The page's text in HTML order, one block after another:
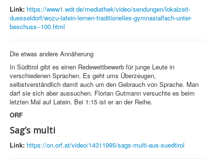
Link: https://www1.wdr.de/mediathek/video/sendungen/lokalzeit-
duesseldorf/wozu-latein-lernen-traditionelles-gymnasialfach-unter-
beschuss--100.html
Die etwas andere Annäherung
In Südtirol gibt es einen Redewettbewerb für junge Leute in
verschiedenen Sprachen. Es geht ums Überzeugen,
selbstverständlich damit auch um den Gebrauch von Sprache. Man
darf sie sich aber aussuchen. Florian Gutmann versuchte es beim
letzten Mal auf Latein. Bei 1:15 ist er an der Reihe.
ORF
Sag’s multi
Link: https://on.orf.at/video/14311995/sags-multi-aus-suedtirol